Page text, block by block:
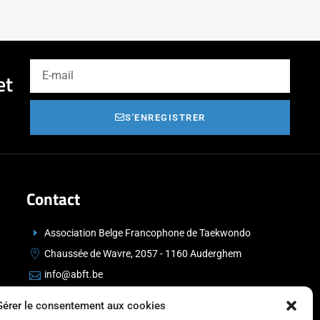
le consentement aux cookies
S'ENREGISTRER
Contact
Association Belge Francophone de Taekwondo
Chaussée de Wavre, 2057 - 1160 Auderghem
info@abft.be